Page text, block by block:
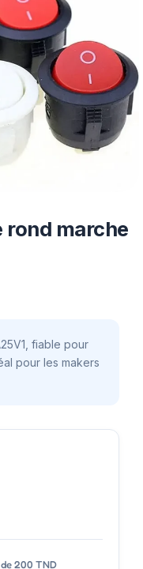
marche
fiable pour
pour les makers
200 TND